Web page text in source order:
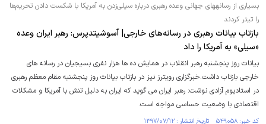
بسیاری از رسانه‎های جهانی وعده رهبری درباره سیلی‌زدن به آمریکا با شکست دادن تحریم‌ها
را تیتر کردند
بازتاب بیانات رهبری در رسانه‌های خارجی| آسوشیتدپرس: رهبر ایران وعده
«سیلی» به آمریکا را داد
بیانات روز پنجشنبه رهبر انقلاب در همایش ده ها هزار نفری بسیجیان در رسانه های
خارجی بازتاب داشت.خبرگزاری رویترز نیز در بازتاب بیانات روز پنجشنبه مقام معظم رهبری
در استادیوم آزادی نوشت: رهبر ایران می گوید که ایران به دلیل تنش با آمریکا و مشکلات
اقتصادی با وضعیت حساسی مواجه است.
کد خبر: ۵۴۹۰۵۸ تاریخ انتشار : ۱۳۹۷/۰۷/۱۲